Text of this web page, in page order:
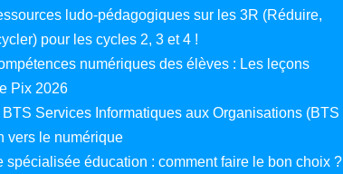
ludo-pédagogiques sur les 3R (Réduire,
pour les cycles 2, 3 et 4 !
numériques des élèves : Les leçons
Pix 2026
Services Informatiques aux Organisations (BTS
vers le numérique
spécialisée éducation : comment faire le bon choix ?